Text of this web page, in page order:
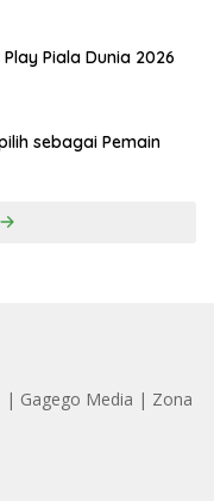
Piala Dunia 2026
sebagai Pemain
| Gagego Media | Zona